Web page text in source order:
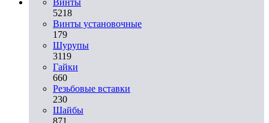
5218
Винты установочные
179
Шурупы
3119
Гайки
660
Резьбовые вставки
230
Шайбы
871